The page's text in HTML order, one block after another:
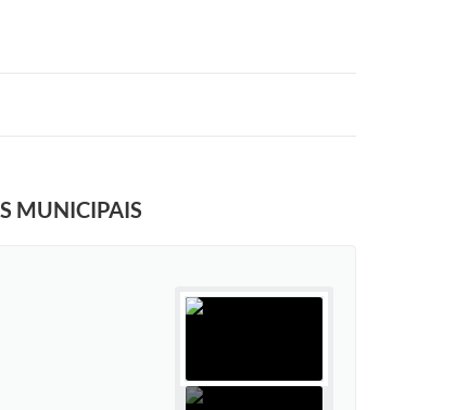
MUNICIPAIS